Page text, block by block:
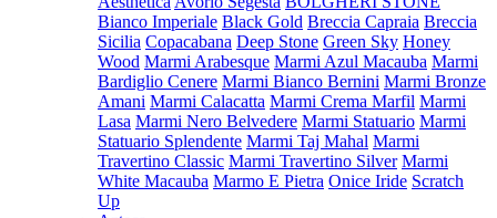
Bianco Imperiale Black Gold Breccia Capraia Breccia
Sicilia Copacabana Deep Stone Green Sky Honey
Wood Marmi Arabesque Marmi Azul Macauba Marmi
Bardiglio Cenere Marmi Bianco Bernini Marmi Bronze
Amani Marmi Calacatta Marmi Crema Marfil Marmi
Lasa Marmi Nero Belvedere Marmi Statuario Marmi
Statuario Splendente Marmi Taj Mahal Marmi
Travertino Classic Marmi Travertino Silver Marmi
White Macauba Marmo E Pietra Onice Iride Scratch
Up